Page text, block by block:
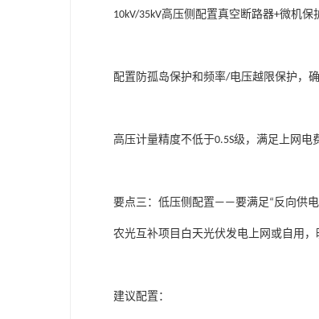
10kV/35kV高压侧配置真空断路器+微机保
配置防孤岛保护和频率/电压越限保护，
高压计量精度不低于0.5S级，满足上网电
要点三：低压侧配置——要满足“反向供电
农光互补项目白天光伏发电上网或自用
建议配置：